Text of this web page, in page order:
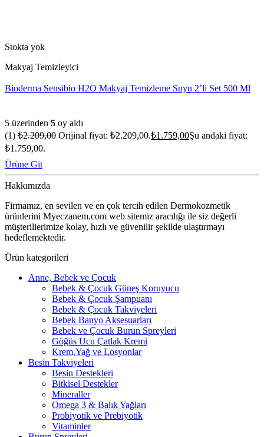
Stokta yok
Makyaj Temizleyici
Bioderma Sensibio H2O Makyaj Temizleme Suyu 2’li Set 500 Ml
5 üzerinden 5 oy aldı
(1) ₺2.209,00 Orijinal fiyat: ₺2.209,00.₺1.759,00Şu andaki fiyat:
₺1.759,00.
Ürüne Git
Hakkımızda
Firmamız, en sevilen ve en çok tercih edilen Dermokozmetik
ürünlerini Myeczanem.com web sitemiz aracılığı ile siz değerli
müşterilierimize kolay, hızlı ve güvenilir şekilde ulaştırmayı
hedeflemektedir.
Ürün kategorileri
Anne, Bebek ve Çocuk
Bebek & Çocuk Güneş Koruyucu
Bebek & Çocuk Şampuanı
Bebek & Çocuk Takviyeleri
Bebek Banyo Aksesuarları
Bebek ve Çocuk Burun Spreyleri
Göğüs Ucu Çatlak Kremi
Krem,Yağ ve Losyonlar
Besin Takviyeleri
Besin Destekleri
Bitkisel Destekler
Mineraller
Omega 3 & Balık Yağları
Probiyotik ve Prebiyotik
Vitaminler